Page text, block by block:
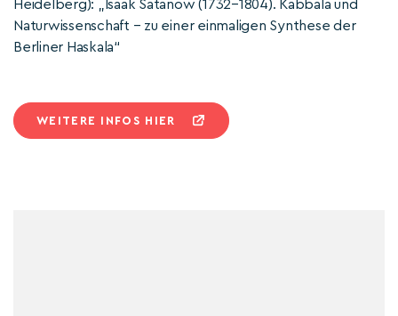
Heidelberg): „Isaak Satanow (1732–1804). Kabbala und
Naturwissenschaft – zu einer einmaligen Synthese der
Berliner Haskala“
WEITERE INFOS HIER